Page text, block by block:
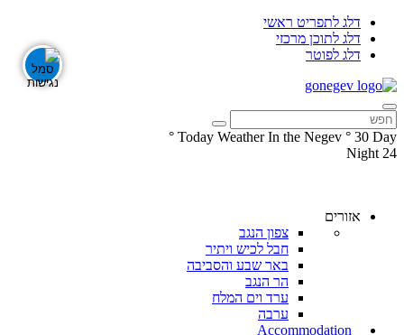
דלג לתפריט ראשי
דלג לתוכן מרכזי
דלג לפוטר
Today Weather In the Negev ° 30 Day
°
24
Night
Facebook
Instagramאזורים
צפון הנגב
חבל לכיש ויתיר
באר שבע והסביבה
הר הנגב
ערד וים המלח
ערבה
Accommodation